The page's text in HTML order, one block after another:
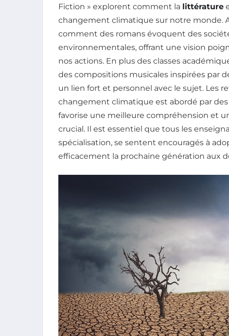
Fiction » explorent comment la littérature
changement climatique sur notre monde.
comment des romans évoquent des
environnementales, offrant une vision
nos actions. En plus des classes
des compositions musicales inspirées par
un lien fort et personnel avec le sujet. Les
changement climatique est abordé par
favorise une meilleure compréhension et
crucial. Il est essentiel que tous les
spécialisation, se sentent encouragés à
efficacement la prochaine génération aux